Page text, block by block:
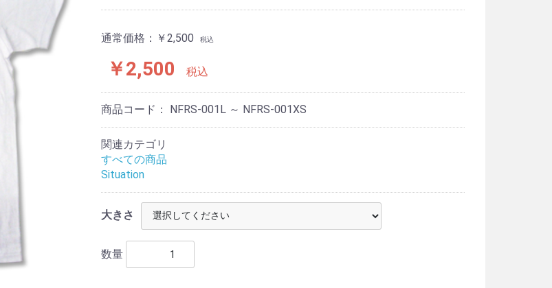
通常価格： ￥2,500 税込
￥2,500 税込
商品コード： NFRS-001L ～ NFRS-001XS
関連カテゴリ
すべての商品
Situation
大きさ
数量